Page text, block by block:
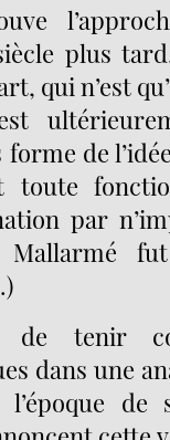
plus
qui n’est
de
toute
par
Mallarmé
de tenir
dans une
l’époque de